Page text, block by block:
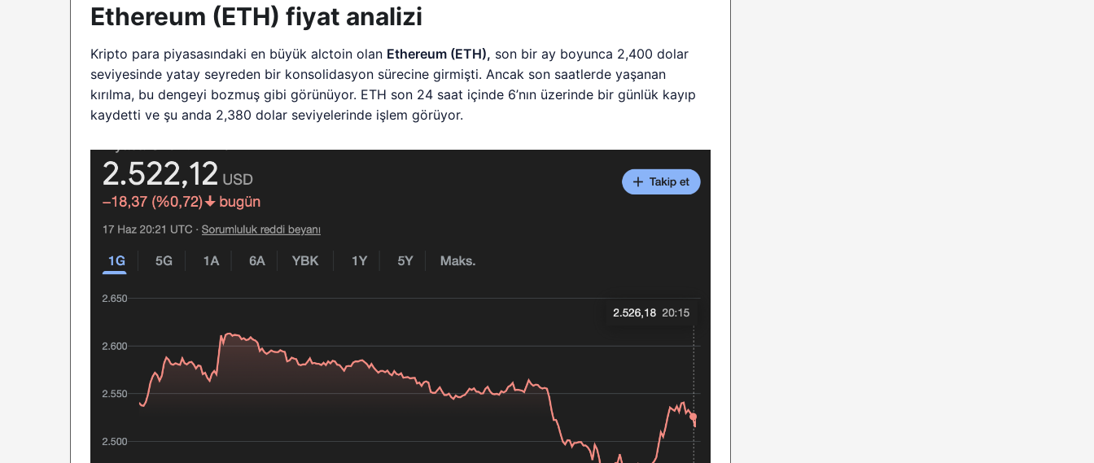
Ethereum (ETH) fiyat analizi
Kripto para piyasasındaki en büyük alctoin olan Ethereum (ETH), son bir ay boyunca 2,400 dolar
seviyesinde yatay seyreden bir konsolidasyon sürecine girmişti. Ancak son saatlerde yaşanan
kırılma, bu dengeyi bozmuş gibi görünüyor. ETH son 24 saat içinde 6’nın üzerinde bir günlük kayıp
kaydetti ve şu anda 2,380 dolar seviyelerinde işlem görüyor.